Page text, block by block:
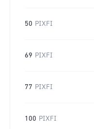
50 PIXFI
69 PIXFI
77 PIXFI
100 PIXFI